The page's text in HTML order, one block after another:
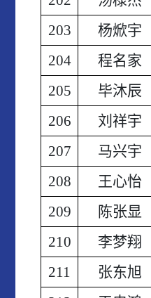
203
杨焮宇
204
程名家
205
毕沐辰
206
刘祥宇
207
马兴宇
208
王心怡
209
陈张显
210
李梦翔
211
张东旭